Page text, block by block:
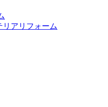
アリフォーム